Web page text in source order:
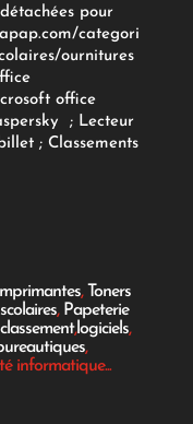
détachées pour
categori
ournitures
office
; Lecteur
; Classements
, Toners
, Papeterie
,logiciels,
,
informatique...